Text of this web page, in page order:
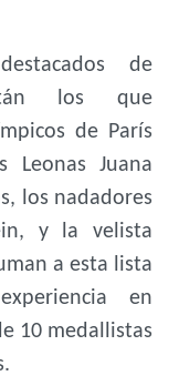
de
los que
de París
Leonas Juana
los nadadores
y la velista
a esta lista
en
10 medallistas